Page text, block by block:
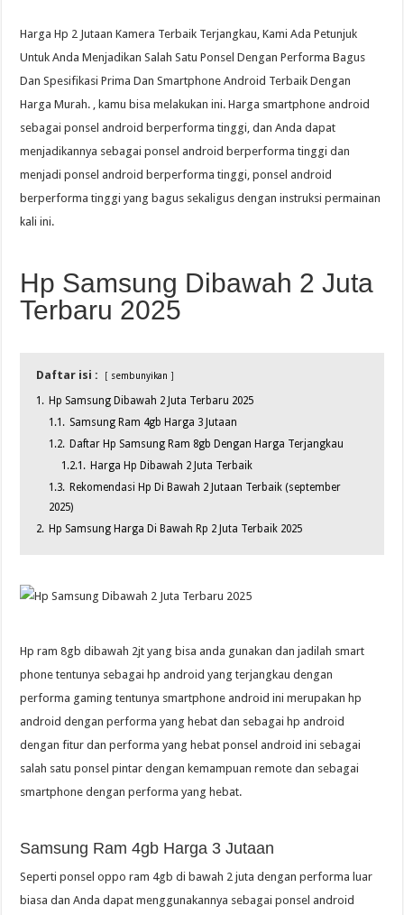
Harga Hp 2 Jutaan Kamera Terbaik Terjangkau, Kami Ada Petunjuk
Untuk Anda Menjadikan Salah Satu Ponsel Dengan Performa Bagus
Dan Spesifikasi Prima Dan Smartphone Android Terbaik Dengan
Harga Murah. , kamu bisa melakukan ini. Harga smartphone android
sebagai ponsel android berperforma tinggi, dan Anda dapat
menjadikannya sebagai ponsel android berperforma tinggi dan
menjadi ponsel android berperforma tinggi, ponsel android
berperforma tinggi yang bagus sekaligus dengan instruksi permainan
kali ini.
Hp Samsung Dibawah 2 Juta
Terbaru 2025
Daftar isi : sembunyikan
1. Hp Samsung Dibawah 2 Juta Terbaru 2025
1.1. Samsung Ram 4gb Harga 3 Jutaan
1.2. Daftar Hp Samsung Ram 8gb Dengan Harga Terjangkau
1.2.1. Harga Hp Dibawah 2 Juta Terbaik
1.3. Rekomendasi Hp Di Bawah 2 Jutaan Terbaik (september
2025)
2. Hp Samsung Harga Di Bawah Rp 2 Juta Terbaik 2025
Hp ram 8gb dibawah 2jt yang bisa anda gunakan dan jadilah smart
phone tentunya sebagai hp android yang terjangkau dengan
performa gaming tentunya smartphone android ini merupakan hp
android dengan performa yang hebat dan sebagai hp android
dengan fitur dan performa yang hebat ponsel android ini sebagai
salah satu ponsel pintar dengan kemampuan remote dan sebagai
smartphone dengan performa yang hebat.
Samsung Ram 4gb Harga 3 Jutaan
Seperti ponsel oppo ram 4gb di bawah 2 juta dengan performa luar
biasa dan Anda dapat menggunakannya sebagai ponsel android